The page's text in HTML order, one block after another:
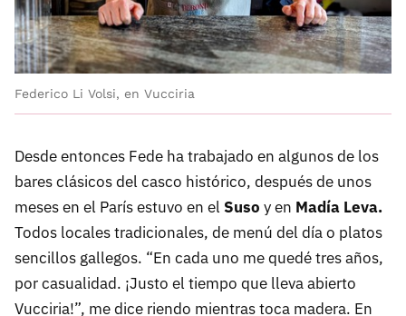
Federico Li Volsi, en Vucciria
Desde entonces Fede ha trabajado en algunos de los
bares clásicos del casco histórico, después de unos
meses en el París estuvo en el Suso y en Madía Leva.
Todos locales tradicionales, de menú del día o platos
sencillos gallegos. “En cada uno me quedé tres años,
por casualidad. ¡Justo el tiempo que lleva abierto
Vucciria!”, me dice riendo mientras toca madera. En